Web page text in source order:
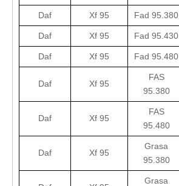
Daf Xf 95 Fad 95.380
Daf Xf 95 Fad 95.430
Daf Xf 95 Fad 95.480
Daf Xf 95
FAS
95.380
Daf Xf 95
FAS
95.480
Daf Xf 95
Grasa
95.380
Grasa